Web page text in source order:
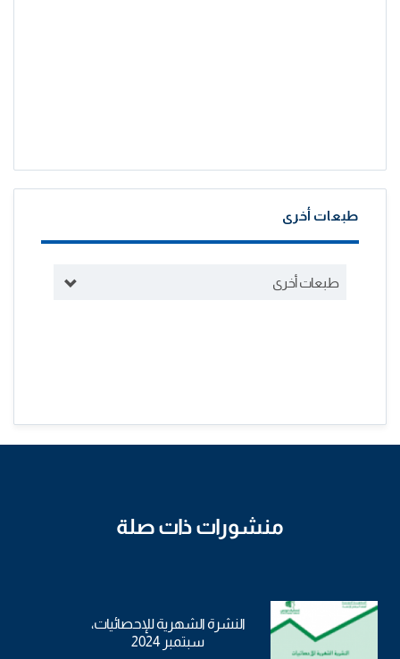
طبعات أخرى
طبعات أخرى
منشورات ذات صلة
النشرة الشهرية للإحصائيات،
سبتمبر 2024